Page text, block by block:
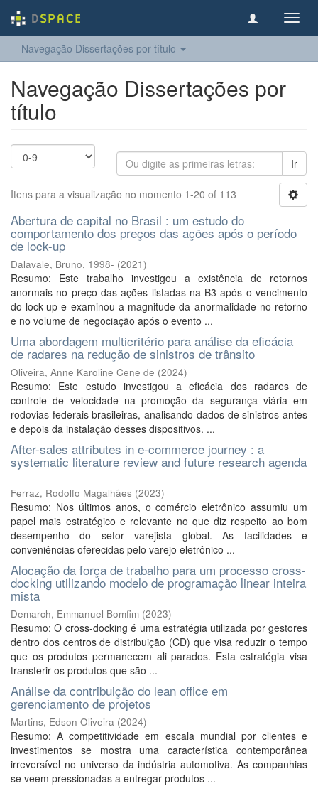
Navegação Dissertações por título
Navegação Dissertações por
título
Ir
Itens para a visualização no momento 1-20 of 113
Abertura de capital no Brasil : um estudo do
comportamento dos preços das ações após o período
de lock-up
Dalavale, Bruno, 1998- (2021)
Resumo: Este trabalho investigou a existência de retornos
anormais no preço das ações listadas na B3 após o vencimento
do lock-up e examinou a magnitude da anormalidade no retorno
e no volume de negociação após o evento ...
Uma abordagem multicritério para análise da eficácia
de radares na redução de sinistros de trânsito
Oliveira, Anne Karoline Cene de (2024)
Resumo: Este estudo investigou a eficácia dos radares de
controle de velocidade na promoção da segurança viária em
rodovias federais brasileiras, analisando dados de sinistros antes
e depois da instalação desses dispositivos. ...
After-sales attributes in e-commerce journey : a
systematic literature review and future research agenda
Ferraz, Rodolfo Magalhães (2023)
Resumo: Nos últimos anos, o comércio eletrônico assumiu um
papel mais estratégico e relevante no que diz respeito ao bom
desempenho do setor varejista global. As facilidades e
conveniências oferecidas pelo varejo eletrônico ...
Alocação da força de trabalho para um processo cross-
docking utilizando modelo de programação linear inteira
mista
Demarch, Emmanuel Bomfim (2023)
Resumo: O cross-docking é uma estratégia utilizada por gestores
dentro dos centros de distribuição (CD) que visa reduzir o tempo
que os produtos permanecem ali parados. Esta estratégia visa
transferir os produtos que são ...
Análise da contribuição do lean office em
gerenciamento de projetos
Martins, Edson Oliveira (2024)
Resumo: A competitividade em escala mundial por clientes e
investimentos se mostra uma característica contemporânea
irreversível no universo da indústria automotiva. As companhias
se veem pressionadas a entregar produtos ...